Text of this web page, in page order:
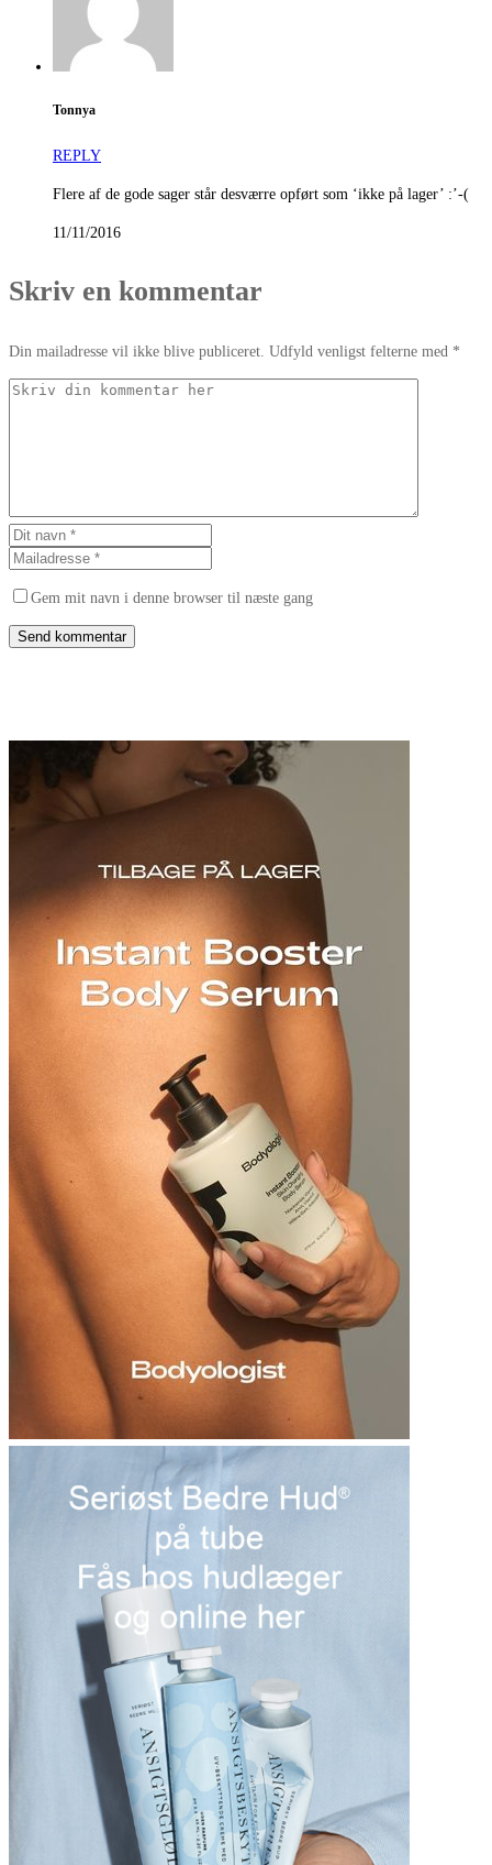
Tonnya
REPLY
Flere af de gode sager står desværre opført som ‘ikke på lager’ :’-(
11/11/2016
Skriv en kommentar
Din mailadresse vil ikke blive publiceret. Udfyld venligst felterne med *
Gem mit navn i denne browser til næste gang